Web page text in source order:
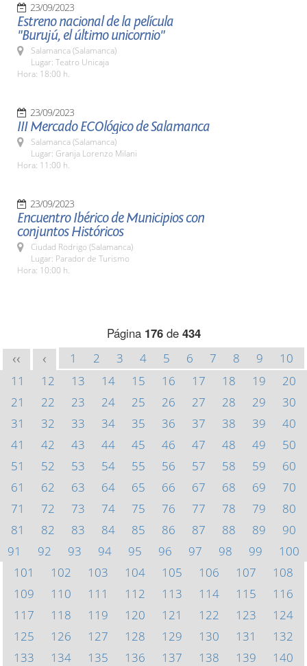
23/09/2023
Estreno nacional de la película
"Burujú, el último unicornio"
Salamanca (Salamanca)
Lugar: Teatro Unicaja
Hora: 18:00 h.
23/09/2023
III Mercado ECOlógico de Salamanca
Salamanca (Salamanca)
Lugar: Granja Lorenzo Milani
Hora: 11:00 h.
23/09/2023
Encuentro Ibérico de Municipios con
conjuntos Históricos
Ciudad Rodrigo (Salamanca)
Lugar: Parador de Turismo
Hora: 10:00 h.
Página 176de 434
<< < 1 2 3 4 5 6 7 8 9
10
11
12 13 14 15 16 17 18 19
20
21
22 23 24 25 26 27 28 29
30
31
32 33 34 35 36 37 38 39
40
41
42 43 44 45 46 47 48 49
50
51
52 53 54 55 56 57 58 59
60
61
62 63 64 65 66 67 68 69
70
71
72 73 74 75 76 77 78 79
80
81
82 83 84 85 86 87 88 89
90
91
92 93 94 95 96 97 98 99
100
101
102 103 104 105 106 107
108
109
110 111 112 113 114 115
116
117
118 119 120 121 122 123
124
125
126 127 128 129 130 131
132
133
134 135 136 137 138 139
140